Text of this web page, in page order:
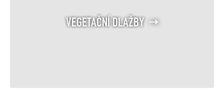
VEGETAČNÍ DLAŽBY